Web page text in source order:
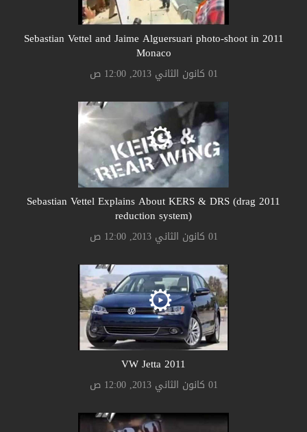
2011 Sebastian Vettel and Jaime Alguersuari photo-shoot in
Monaco
01 كانون الثاني 2013, 12:00 ص
2011 Sebastian Vettel Explains About KERS & DRS (drag
reduction system)
01 كانون الثاني 2013, 12:00 ص
2011 VW Jetta
01 كانون الثاني 2013, 12:00 ص